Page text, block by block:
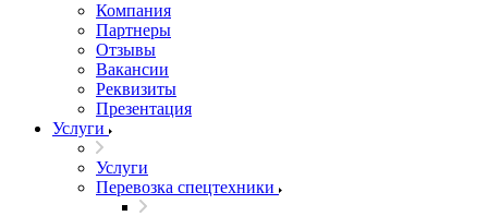
Компания
Партнеры
Отзывы
Вакансии
Реквизиты
Презентация
Услуги
Услуги
Перевозка спецтехники